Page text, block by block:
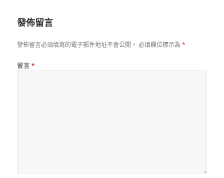
發佈留言
發佈留言必須填寫的電子郵件地址不會公開。 必填欄位標示為*
留言 *